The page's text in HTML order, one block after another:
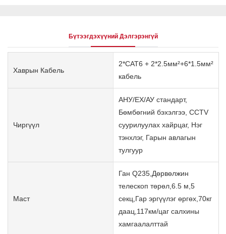
Бүтээгдэхүүний Дэлгэрэнгүй
Хаврын Кабель
2*CAT6 + 2*2.5мм²+6*1.5мм²
кабель
Чиргүүл
АНУ/ЕХ/АУ стандарт,
Бөмбөгний бэхэлгээ, CCTV
суурилуулах хайрцаг, Нэг
тэнхлэг, Гарын авлагын
тулгуур
Маст
Ган Q235,Дөрвөлжин
телескоп төрөл,6.5 м,5
секц,Гар эргүүлэг өргөх,70кг
даац,117км/цаг салхины
хамгаалалттай